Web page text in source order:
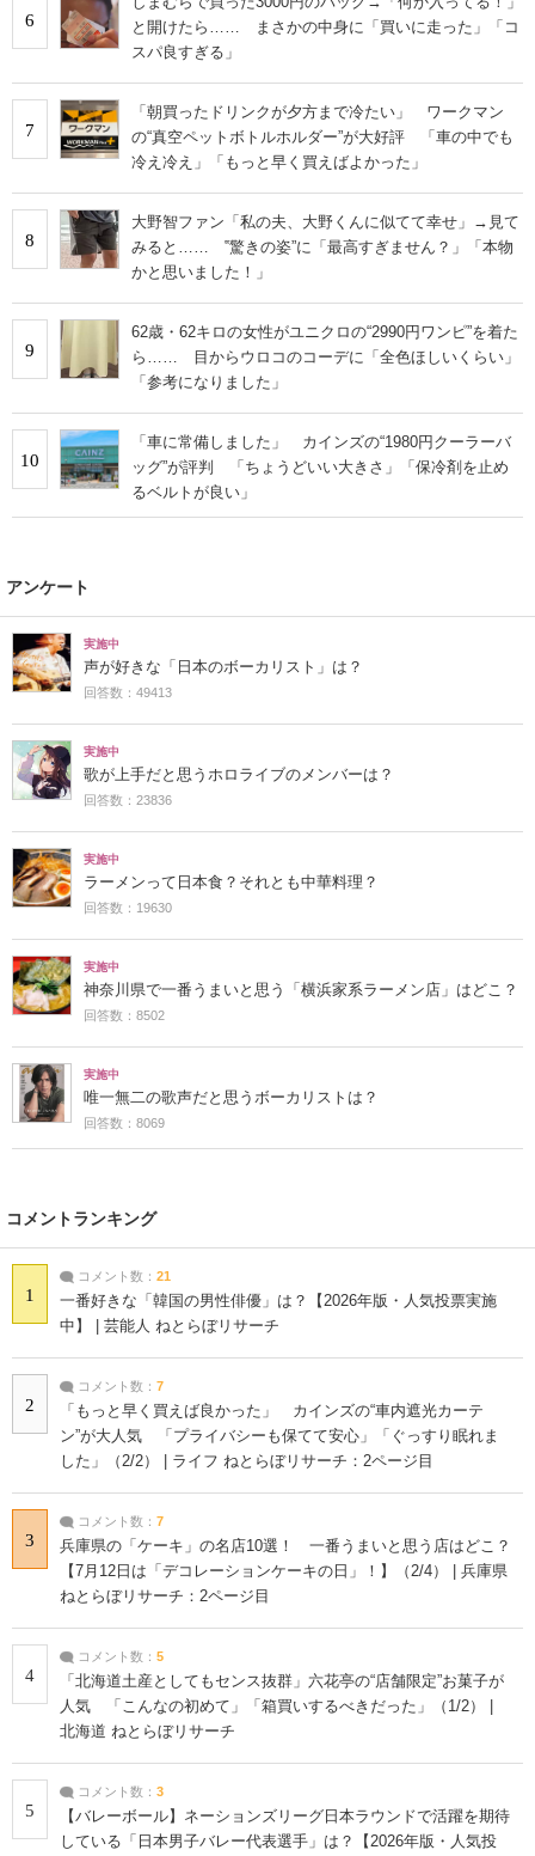
6
と開けたら…… まさかの中身に「買いに走った」「コ
スパ良すぎる」
7
「朝買ったドリンクが夕方まで冷たい」 ワークマン
の“真空ペットボトルホルダー”が大好評 「車の中でも
冷え冷え」「もっと早く買えばよかった」
8
大野智ファン「私の夫、大野くんに似てて幸せ」→見て
みると…… ‟驚きの姿”に「最高すぎません？」「本物
かと思いました！」
9
62歳・62キロの女性がユニクロの“2990円ワンピ”を着た
ら…… 目からウロコのコーデに「全色ほしいくらい」
「参考になりました」
10
「車に常備しました」 カインズの“1980円クーラーバ
ッグ”が評判 「ちょうどいい大きさ」「保冷剤を止め
るベルトが良い」
アンケート
実施中
声が好きな「日本のボーカリスト」は？
回答数：49413
実施中
歌が上手だと思うホロライブのメンバーは？
回答数：23836
実施中
ラーメンって日本食？それとも中華料理？
回答数：19630
実施中
神奈川県で一番うまいと思う「横浜家系ラーメン店」はどこ？
回答数：8502
実施中
唯一無二の歌声だと思うボーカリストは？
回答数：8069
コメントランキング
1
コメント数： 21
一番好きな「韓国の男性俳優」は？【2026年版・人気投票実施
中】 | 芸能人 ねとらぼリサーチ
2
コメント数： 7
「もっと早く買えば良かった」 カインズの“車内遮光カーテ
ン”が大人気 「プライバシーも保てて安心」「ぐっすり眠れま
した」（2/2） | ライフ ねとらぼリサーチ：2ページ目
3
コメント数： 7
兵庫県の「ケーキ」の名店10選！ 一番うまいと思う店はどこ？
【7月12日は「デコレーションケーキの日」！】（2/4） | 兵庫県
ねとらぼリサーチ：2ページ目
4
コメント数： 5
「北海道土産としてもセンス抜群」六花亭の“店舗限定”お菓子が
人気 「こんなの初めて」「箱買いするべきだった」（1/2） |
北海道 ねとらぼリサーチ
5
コメント数： 3
【バレーボール】ネーションズリーグ日本ラウンドで活躍を期待
している「日本男子バレー代表選手」は？【2026年版・人気投